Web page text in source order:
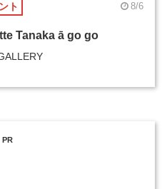
ト 8/6
Tanaka ā go go
PR